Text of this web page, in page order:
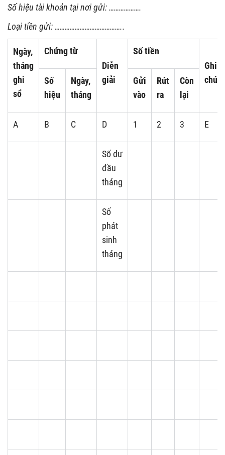
Số hiệu tài khoản tại nơi gửi: ……………….
Loại tiền gửi: …………………………………..
Ngày,
tháng
ghi
sổ
Chứng từ
Diễn
giải
Số tiền
Ghi
chú
Số
hiệu
Ngày,
tháng
Gửi
vào
Rút
ra
Còn
lại
A B C D 1 2 3 E
Số dư
đầu
tháng
Số
phát
sinh
tháng